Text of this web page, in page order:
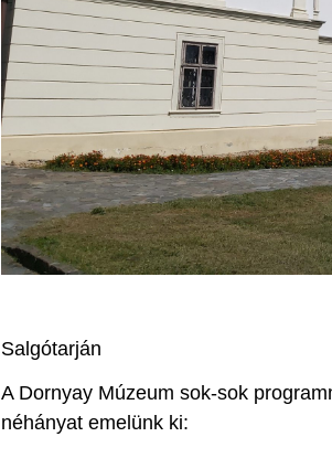
Salgótarján
A Dornyay Múzeum sok-sok
néhányat emelünk ki: